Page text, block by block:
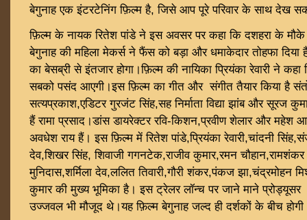
बेगुनाह एक इंटरटेनिंग फ़िल्म है, जिसे आप पूरे परिवार के साथ देख
फ़िल्म के नायक रितेश पांडे ने इस अवसर पर कहा कि दशहरा के मौके
बेगुनाह की महिला मेकर्स ने फैंस को बड़ा और धमाकेदार तोहफा
का बेसब्री से इंतजार होगा।फ़िल्म की नायिका प्रियंका रेवारी ने
सबको पसंद आएगी।इस फ़िल्म का गीत और संगीत तैयार किया है
सत्यप्रकाश,एडिटर गुरजंट सिंह,सह निर्माता विद्या झांब और सूरज
हैं रामा प्रसाद।डांस डायरेक्टर रवि-किशन,प्रवीण शेलार और महेश
अवधेश राय हैं। इस फ़िल्म में रितेश पांडे,प्रियंका रेवारी,चांदनी
देव,शिखर सिंह, शिवाजी गगनटेक,राजीव कुमार,रमन
मुनिदास,शर्मिला देव,ललित तिवारी,गौरी शंकर,पंकज झा,चंद्रमोहन
कुमार की मुख्य भूमिका है। इस ट्रेलर लॉन्च पर जाने माने प्रोड्यूसर
उज्जवल भी मौजूद थे।यह फ़िल्म बेगुनाह जल्द ही दर्शकों के बीच